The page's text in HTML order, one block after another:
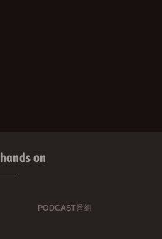
on
PODCAST番組